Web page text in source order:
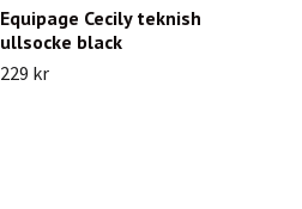
Equipage Cecily teknish
ullsocke black
229 kr